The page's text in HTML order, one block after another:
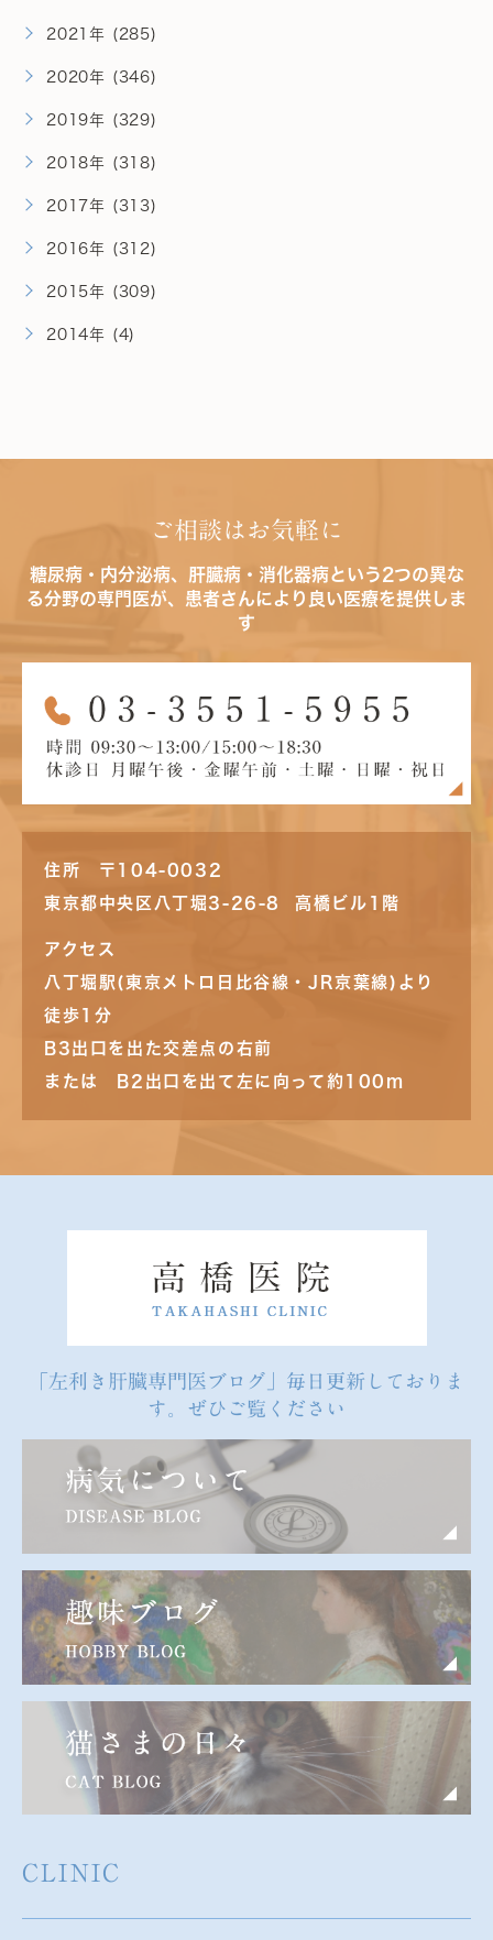
2021年 (285)
2020年 (346)
2019年 (329)
2018年 (318)
2017年 (313)
2016年 (312)
2015年 (309)
2014年 (4)
ご相談はお気軽に
糖尿病・内分泌病、肝臓病・消化器病という2つの異な
る分野の専門医が、患者さんにより良い医療を提供しま
す
住所 〒104-0032
東京都中央区八丁堀3-26-8 高橋ビル1階
アクセス
八丁堀駅(東京メトロ日比谷線・JR京葉線)より
徒歩1分
B3出口を出た交差点の右前
または B2出口を出て左に向って約100m
「左利き肝臓専門医ブログ」毎日更新しておりま
す。ぜひご覧ください
CLINIC